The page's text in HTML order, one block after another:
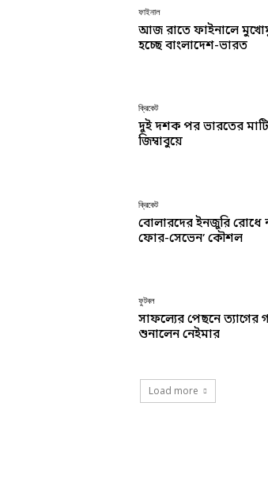
ফাইনাল
আজ রাতে ফাইনালে
হচ্ছে বাংলাদেশ-ভারত
ক্রিকেট
দুই দশক পর ভারতের
জিম্বাবুয়ে
ক্রিকেট
বোলারদের ইনজুরি রোধে
ফোর-সেভেন’ কৌশল
ফুটবল
সাফল্যের পেছনে ত্যাগের
শুনালেন নেইমার
Load more